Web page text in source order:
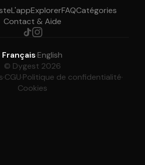
L'appExplorerFAQCatégories
Contact & Aide
Français·English
© Dygest 2026
·CGU·Politique de confidentialité·
Cookies